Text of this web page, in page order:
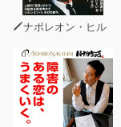
ナポレオン・ヒル